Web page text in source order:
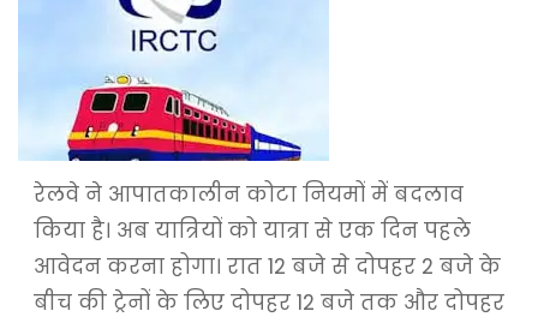
रेलवे ने आपातकालीन कोटा नियमों में बदलाव
किया है। अब यात्रियों को यात्रा से एक दिन पहले
आवेदन करना होगा। रात 12 बजे से दोपहर 2 बजे के
बीच की ट्रेनों के लिए दोपहर 12 बजे तक और दोपहर